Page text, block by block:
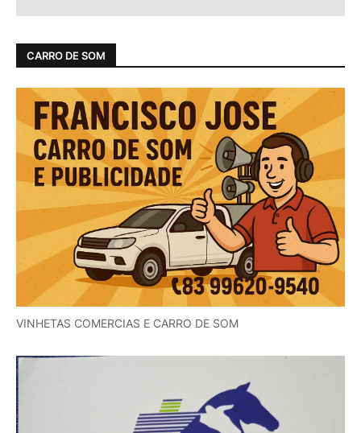
CARRO DE SOM
VINHETAS COMERCIAS E CARRO DE SOM